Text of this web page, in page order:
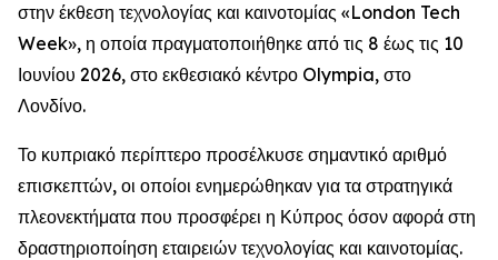
στην έκθεση τεχνολογίας και καινοτομίας «London Tech
Week», η οποία πραγματοποιήθηκε από τις 8 έως τις 10
Ιουνίου 2026, στο εκθεσιακό κέντρο Olympia, στο
Λονδίνο.
Το κυπριακό περίπτερο προσέλκυσε σημαντικό αριθμό
επισκεπτών, οι οποίοι ενημερώθηκαν για τα στρατηγικά
πλεονεκτήματα που προσφέρει η Κύπρος όσον αφορά στη
δραστηριοποίηση εταιρειών τεχνολογίας και καινοτομίας.